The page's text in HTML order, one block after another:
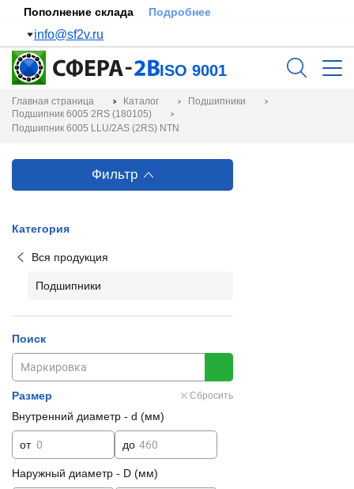
Пополнение склада Подробнее
info@sf2v.ru
ISO 9001
Главная страница Каталог
Подшипники
Подшипник 6005 2RS (180105)
Подшипник 6005 LLU/2AS (2RS) NTN
Фильтр
Категория
Вся продукция
Подшипники
Поиск
Размер Сбросить
Внутренний диаметр - d (мм)
от до
Наружный диаметр - D (мм)